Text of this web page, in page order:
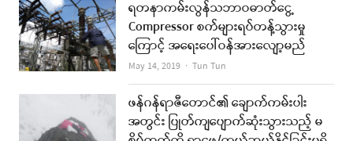
ရတနာကမ်းလွန်သဘာဝဓာတ်ငွေ့
Compressor စက်များရပ်တန့်သွားမှု
ကြောင့် အရေးပေါ်ဝန်အားလျော့မည်
May 14, 2019 Author
Tun Tun
ဖန်ဂန်ရာဇီတောင်၏ ချောက်ကမ်းပါး
အတွင်း ပြုတ်ကျပျောက်ဆုံးသွားသည့် မ